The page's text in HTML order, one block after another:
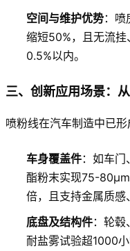
空间与维护优势：
缩短50%，且无流
0.5%以内。
三、创新应用场景：
喷粉线在汽车制造中已形
车身覆盖件：如车
酯粉末实现75-
倍，且支持金属质感
底盘及结构件：轮毂
耐盐雾试验超1000